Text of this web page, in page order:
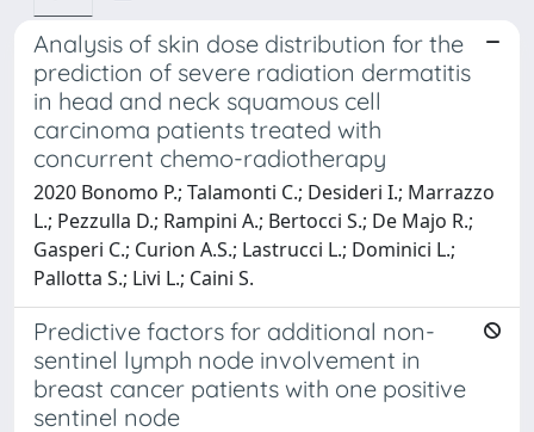
Analysis of skin dose distribution for the
prediction of severe radiation dermatitis
in head and neck squamous cell
carcinoma patients treated with
concurrent chemo-radiotherapy
2020 Bonomo P.; Talamonti C.; Desideri I.; Marrazzo
L.; Pezzulla D.; Rampini A.; Bertocci S.; De Majo R.;
Gasperi C.; Curion A.S.; Lastrucci L.; Dominici L.;
Pallotta S.; Livi L.; Caini S.
Predictive factors for additional non-
sentinel lymph node involvement in
breast cancer patients with one positive
sentinel node